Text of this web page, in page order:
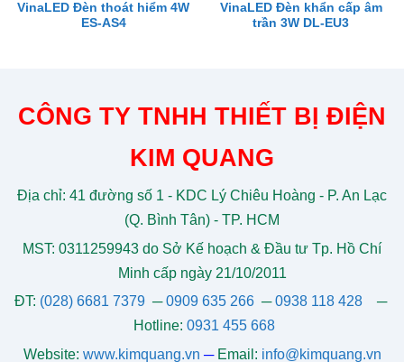
VinaLED Đèn thoát hiểm 4W
ES-AS4
VinaLED Đèn khẩn cấp âm
trần 3W DL-EU3
CÔNG TY TNHH THIẾT BỊ ĐIỆN
KIM QUANG
Địa chỉ: 41 đường số 1 - KDC Lý Chiêu Hoàng - P. An Lạc
(Q. Bình Tân) - TP. HCM
MST: 0311259943 do Sở Kế hoạch & Đầu tư Tp. Hồ Chí
Minh cấp ngày 21/10/2011
ĐT: (028) 6681 7379 ─0909 635 266─0938 118 428─
Hotline: 0931 455 668
Website: www.kimquang.vn ─ Email: info@kimquang.vn